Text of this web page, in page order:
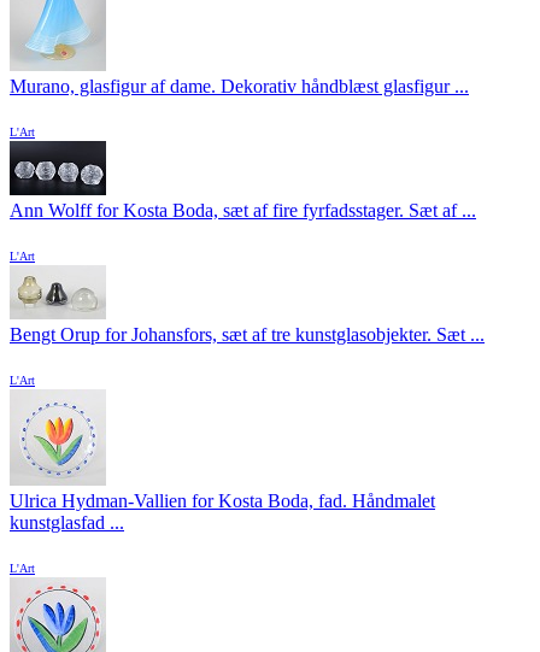
Murano, glasfigur af dame. Dekorativ håndblæst glasfigur ...
L'Art
Ann Wolff for Kosta Boda, sæt af fire fyrfadsstager. Sæt af ...
L'Art
Bengt Orup for Johansfors, sæt af tre kunstglasobjekter. Sæt ...
L'Art
Ulrica Hydman-Vallien for Kosta Boda, fad. Håndmalet
kunstglasfad ...
L'Art